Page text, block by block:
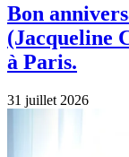
Bon
(Jacqueline
à Paris.
31 juillet 2026